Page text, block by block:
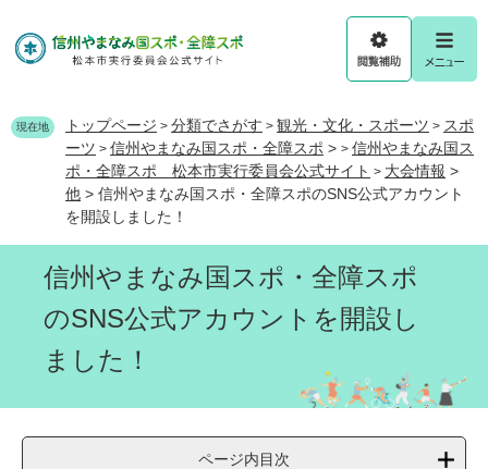
頭
飛
閲
覧
助
メ
ニ
ー
現在地 トップページ > 分類でさがす > 観光・文化・スポーツ > スポ
ーツ > 信州やまなみ国スポ・全障スポ > > 信州やまなみ国ス
ポ・全障スポ 松本市実行委員会公式サイト > 大会情報 >
他 > 信州やまなみ国スポ・全障スポのSNS公式アカウント
を開設しました！
信州やまなみ国スポ・全障スポ
のSNS公式アカウントを開設し
ました！
ページ内目次